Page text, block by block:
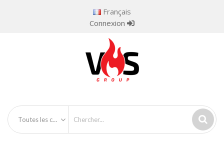
Français
Connexion
Toutes les catégories